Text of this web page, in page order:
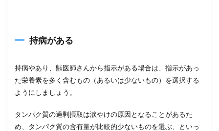
持病がある
持病やあり、獣医師さんから指示がある場合は、指示があっ
た栄養素を多く含むもの（あるいは少ないもの）を選択する
ようにしましょう。
タンパク質の過剰摂取は涙やけの原因となることがあるた
め、タンパク質の含有量が比較的少ないものを選ぶ、といっ